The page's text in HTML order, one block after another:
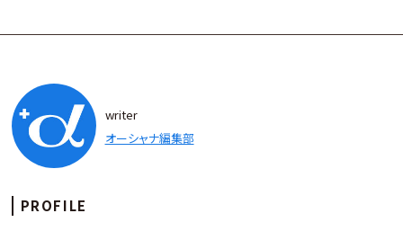
writer
オーシャナ編集部
PROFILE